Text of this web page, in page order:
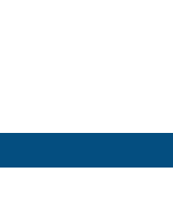
１．当社は、本約款を変更すること
当社は、お客さまについて次の各号
(4) 申込の際に未成年者、成年被後見
(5) 反社会的な団体である場合又は反